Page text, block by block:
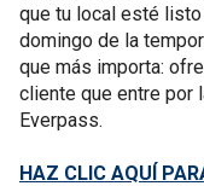
que tu local esté
domingo de la
que más importa:
cliente que entre por
Everpass.
HAZ CLIC AQUÍ